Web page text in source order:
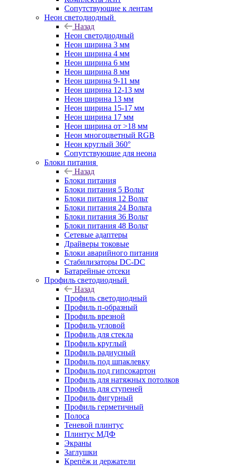
Сопутствующие к лентам
Неон светодиодный
Назад
Неон светодиодный
Неон ширина 3 мм
Неон ширина 4 мм
Неон ширина 6 мм
Неон ширина 8 мм
Неон ширина 9-11 мм
Неон ширина 12-13 мм
Неон ширина 13 мм
Неон ширина 15-17 мм
Неон ширина 17 мм
Неон ширина от >18 мм
Неон многоцветный RGB
Неон круглый 360°
Сопутствующие для неона
Блоки питания
Назад
Блоки питания
Блоки питания 5 Вольт
Блоки питания 12 Вольт
Блоки питания 24 Вольта
Блоки питания 36 Вольт
Блоки питания 48 Вольт
Сетевые адаптеры
Драйверы токовые
Блоки аварийного питания
Стабилизаторы DC-DC
Батарейные отсеки
Профиль светодиодный
Назад
Профиль светодиодный
Профиль п-образный
Профиль врезной
Профиль угловой
Профиль для стекла
Профиль круглый
Профиль радиусный
Профиль под шпаклевку
Профиль под гипсокартон
Профиль для натяжных потолков
Профиль для ступеней
Профиль фигурный
Профиль герметичный
Полоса
Теневой плинтус
Плинтус МДФ
Экраны
Заглушки
Крепёж и держатели